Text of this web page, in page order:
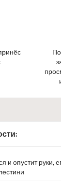
и опустит руки,